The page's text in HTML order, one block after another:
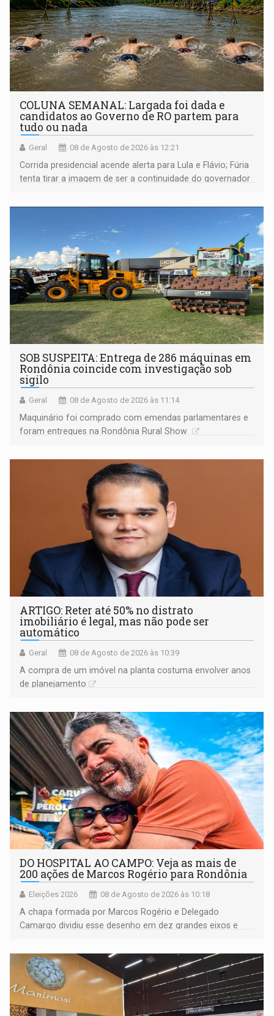
COLUNA SEMANAL: Largada foi dada e
candidatos ao Governo de RO partem para
tudo ou nada
Geral 08 de Agosto de 2026 às 12:21
Corrida presidencial acende alerta para Lula e Flávio; Fúria
tenta tirar a imagem de ser a continuidade do governador
não ter entrado no modo eleição; ABAV faz evento em
SOB SUSPEITA: Entrega de 286 máquinas em
Rondônia coincide com investigação sob
sigilo
Geral 08 de Agosto de 2026 às 11:14
Maquinário foi comprado com emendas parlamentares e
foram entregues na Rondônia Rural Show
ARTIGO: Reter até 50% no distrato
imobiliário é legal, mas não pode ser
automático
Geral 08 de Agosto de 2026 às 10:39
A compra de um imóvel na planta costuma envolver anos
de planejamento
DO HOSPITAL AO CAMPO: Veja as mais de
200 ações de Marcos Rogério para Rondônia
Eleições 2026 08 de Agosto de 2026 às 10:18
A chapa formada por Marcos Rogério e Delegado
Camargo dividiu esse desenho em dez grandes eixos e